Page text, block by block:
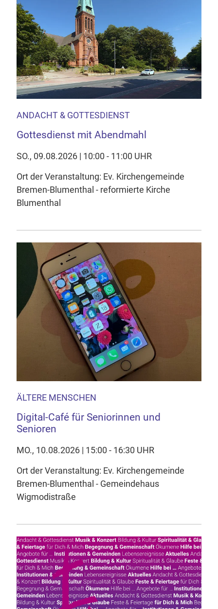
ANDACHT & GOTTESDIENST
Gottesdienst mit Abendmahl
SO., 09.08.2026 | 10:00 - 11:00 UHR
Ort der Veranstaltung: Ev. Kirchengemeinde
Bremen-Blumenthal - reformierte Kirche
Blumenthal
ÄLTERE MENSCHEN
Digital-Café für Seniorinnen und
Senioren
MO., 10.08.2026 | 15:00 - 16:30 UHR
Ort der Veranstaltung: Ev. Kirchengemeinde
Bremen-Blumenthal - Gemeindehaus
Wigmodistraße